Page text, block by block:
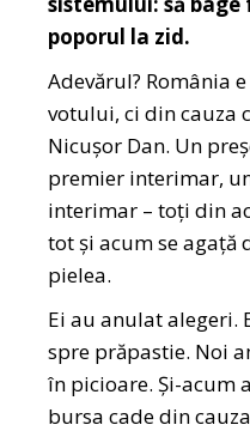
poporul la zid.
Adevărul? România
votului, ci din cauza
Nicușor Dan. Un
premier interimar,
interimar – toți din
tot și acum se agață
pielea.
Ei au anulat alegeri.
spre prăpastie. Noi
în picioare. Și-acum
bursa cade din